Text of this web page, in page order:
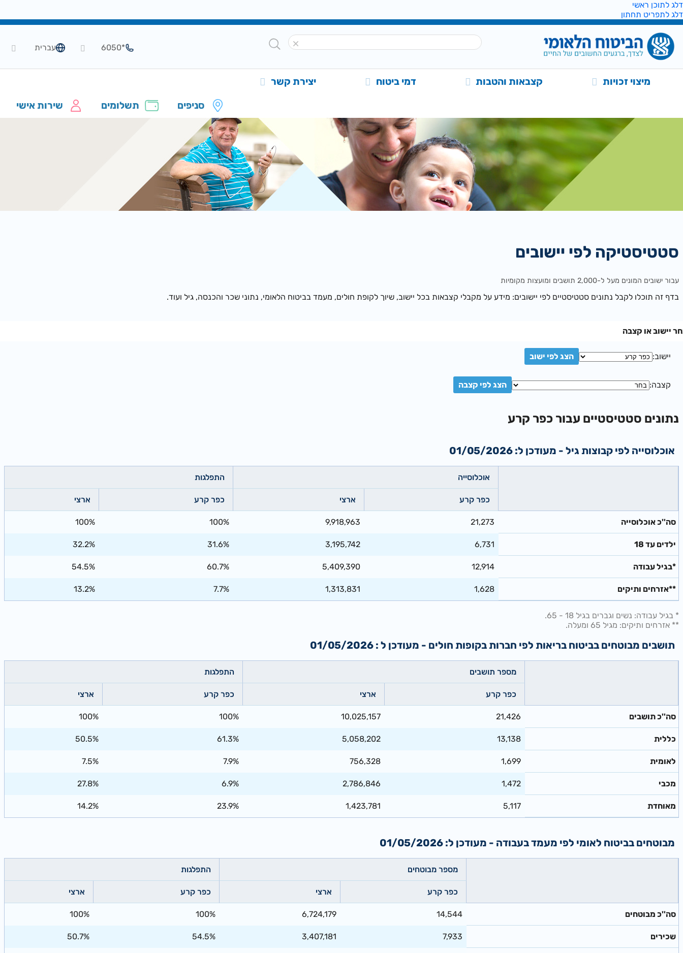
דלג לתוכן ראשי
דלג לתפריט תחתון
עברית *6050
מיצוי זכויות קצבאות והטבות דמי ביטוח יצירת קשר
סניפים תשלומים שירות אישי
סטטיסטיקה לפי יישובים
עבור ישובים המונים מעל ל-2,000 תושבים ומועצות מקומיות
בדף זה תוכלו לקבל נתונים סטטיסטיים לפי יישובים: מידע על מקבלי קצבאות בכל יישוב, שיוך לקופת חולים, מעמד בביטוח הלאומי, נתוני שכר והכנסה, גיל ועוד.
יישוב או קצבה
יישוב:
קצבה:
נתונים סטטיסטיים עבור כפר קרע
אוכלוסייה לפי קבוצות גיל - מעודכן ל: 01/05/2026
אוכלוסייה התפלגות
כפר קרע ארצי כפר קרע ארצי
סה''כ אוכלוסייה 21,273
9,918,963
100%
100%
ילדים עד 18 6,731
3,195,742
31.6%
32.2%
*בגיל עבודה 12,914
5,409,390
60.7%
54.5%
**אזרחים ותיקים 1,628
1,313,831
7.7%
13.2%
* בגיל עבודה: נשים וגברים בגיל 18 - 65.
** אזרחים ותיקים: מגיל 65 ומעלה.
תושבים מבוטחים בביטוח בריאות לפי חברות בקופות חולים - מעודכן ל : 01/05/2026
מספר תושבים התפלגות
כפר קרע ארצי כפר קרע ארצי
סה''כ תושבים 21,426
10,025,157
100%
100%
כללית 13,138
5,058,202
61.3%
50.5%
לאומית 1,699
756,328
7.9%
7.5%
מכבי 1,472
2,786,846
6.9%
27.8%
מאוחדת 5,117
1,423,781
23.9%
14.2%
מבוטחים בביטוח לאומי לפי מעמד בעבודה - מעודכן ל: 01/05/2026
מספר מבוטחים התפלגות
כפר קרע ארצי כפר קרע ארצי
סה''כ מבוטחים 14,544
6,724,179
100%
100%
שכירים 7,933
3,407,181
54.5%
50.7%